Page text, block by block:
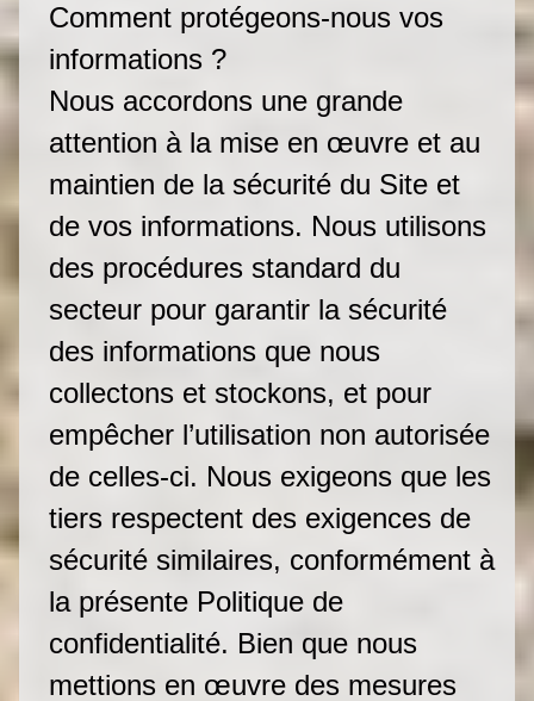
Comment protégeons-nous vos
informations ?
Nous accordons une grande
attention à la mise en œuvre et au
maintien de la sécurité du Site et
de vos informations. Nous utilisons
des procédures standard du
secteur pour garantir la sécurité
des informations que nous
collectons et stockons, et pour
empêcher l’utilisation non autorisée
de celles-ci. Nous exigeons que les
tiers respectent des exigences de
sécurité similaires, conformément à
la présente Politique de
confidentialité. Bien que nous
mettions en œuvre des mesures